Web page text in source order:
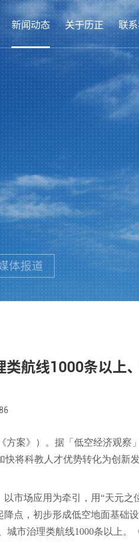
新闻动态 关于历正 联
体报道
航线1000条以上
方案》）。据 「低空经济观察
将科教人才优势转化为创新发
市场应用为牵引，用“天元之
点，初步形成低空地面基础
市治理类航线1000条以上。